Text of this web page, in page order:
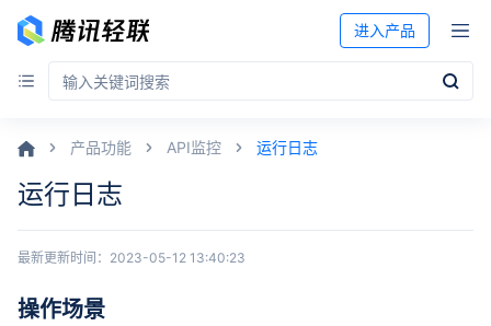
进入产品
产品功能 API监控 运行日志
运行日志
最新更新时间： 2023-05-12 13:40:23
操作场景